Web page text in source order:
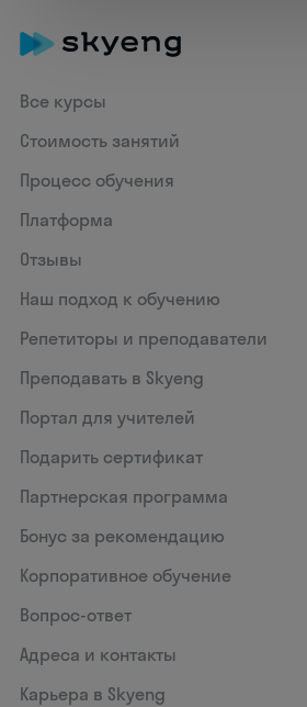
Все курсы
Стоимость занятий
Процесс обучения
Платформа
Отзывы
Наш подход к обучению
Репетиторы и преподаватели
Преподавать в Skyeng
Портал для учителей
Подарить сертификат
Партнерская программа
Бонус за рекомендацию
Корпоративное обучение
Вопрос-ответ
Адреса и контакты
Карьера в Skyeng